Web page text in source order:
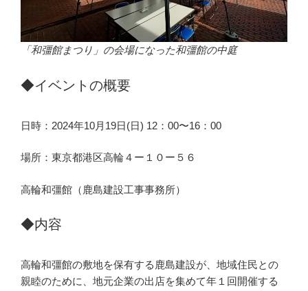
「和彊館まつり」の会場になった和彊館の中庭
◆イベントの概要
日時：2024年10月19日(日) 12：00〜16：00
場所：東京都港区高輪４ー１０ー５６
高輪和彊館（鹿島建設工事事務所）
◆内容
高輪和彊館の敷地を保有する鹿島建設が、地域住民との
親睦のために、地元企業の出店を集めて年１回開催する